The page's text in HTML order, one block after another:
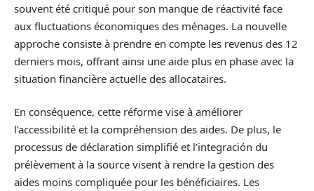
souvent été critiqué pour son manque de réactivité face
aux fluctuations économiques des ménages. La nouvelle
approche consiste à prendre en compte les revenus des 12
derniers mois, offrant ainsi une aide plus en phase avec la
situation financière actuelle des allocataires.
En conséquence, cette réforme vise à améliorer
l’accessibilité et la compréhension des aides. De plus, le
processus de déclaration simplifié et l’integración du
prélèvement à la source visent à rendre la gestion des
aides moins compliquée pour les bénéficiaires. Les